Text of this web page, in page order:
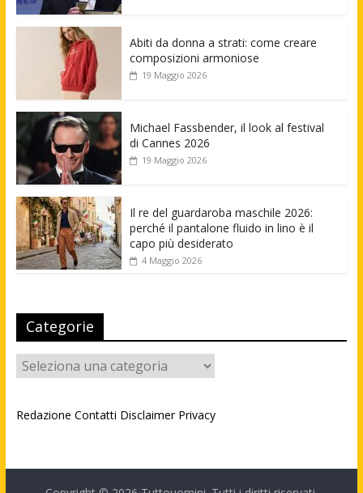
Abiti da donna a strati: come creare
composizioni armoniose
19 Maggio 2026
Michael Fassbender, il look al festival
di Cannes 2026
19 Maggio 2026
Il re del guardaroba maschile 2026:
perché il pantalone fluido in lino è il
capo più desiderato
4 Maggio 2026
Categorie
Categorie
Redazione Contatti Disclaimer Privacy